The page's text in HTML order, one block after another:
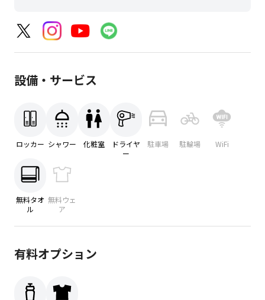
設備・サービス
ロッカー シャワー 化粧室
ドライヤ
ー
駐車場 駐輪場 WiFi
無料タオ
ル
無料ウェ
ア
有料オプション